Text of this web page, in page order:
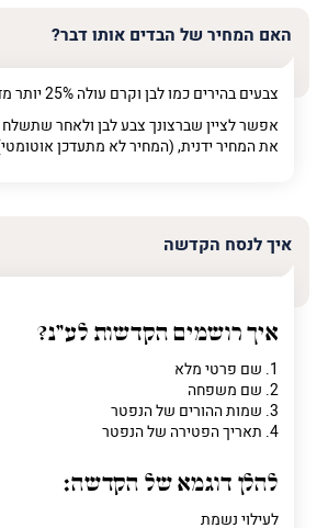
מה
פרט על מה מדובר
האם המחיר של הבדים אותו דבר?
צבעים בהירים כמו לבן וקרם עולה 25% יותר מדגמים אחרים
אפשר לציין שברצונך צבע לבן ולאחר
את המחיר ידנית, (המחיר לא מתעדכן
איך לנסח הקדשה
איך רושמים הקדשות לע"נ?
1. שם פרטי מלא
2. שם משפחה
3. שמות ההורים של הנפטר
4. תאריך הפטירה של הנפטר
להלן דוגמא של הקדשה:
לעילוי נשמת